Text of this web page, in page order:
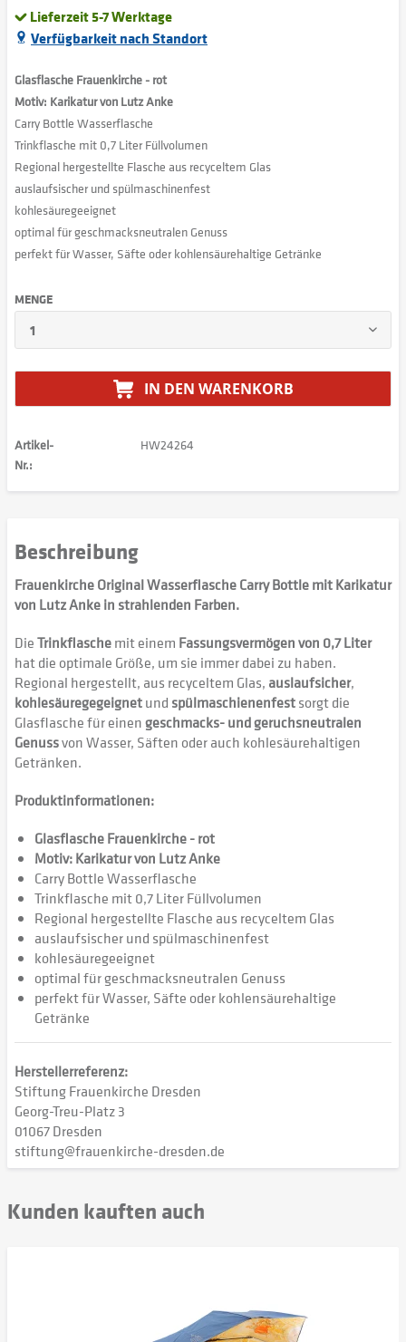
Lieferzeit 5-7 Werktage
Verfügbarkeit nach Standort
Glasflasche Frauenkirche - rot
Motiv: Karikatur von Lutz Anke
Carry Bottle Wasserflasche
Trinkflasche mit 0,7 Liter Füllvolumen
Regional hergestellte Flasche aus recyceltem Glas
auslaufsischer und spülmaschinenfest
kohlesäuregeeignet
optimal für geschmacksneutralen Genuss
perfekt für Wasser, Säfte oder kohlensäurehaltige Getränke
MENGE
IN DEN WARENKORB
Artikel-
Nr.:
HW24264
Beschreibung
Frauenkirche Original Wasserflasche Carry Bottle mit Karikatur
von Lutz Anke in strahlenden Farben.
DieTrinkflaschemit einem Fassungsvermögen von 0,7 Liter
hat die optimale Größe, um sie immer dabei zu haben.
Regional hergestellt, aus recyceltem Glas, auslaufsicher,
kohlesäuregegeignetund spülmaschienenfestsorgt die
Glasflasche für einengeschmacks- und geruchsneutralen
Genussvon Wasser, Säften oder auch kohlesäurehaltigen
Getränken.
Produktinformationen:
Glasflasche Frauenkirche - rot
Motiv: Karikatur von Lutz Anke
Carry Bottle Wasserflasche
Trinkflasche mit 0,7 Liter Füllvolumen
Regional hergestellte Flasche aus recyceltem Glas
auslaufsischer und spülmaschinenfest
kohlesäuregeeignet
optimal für geschmacksneutralen Genuss
perfekt für Wasser, Säfte oder kohlensäurehaltige
Getränke
Herstellerreferenz:
Stiftung Frauenkirche Dresden
Georg-Treu-Platz 3
01067 Dresden
stiftung@frauenkirche-dresden.de
Kunden kauften auch